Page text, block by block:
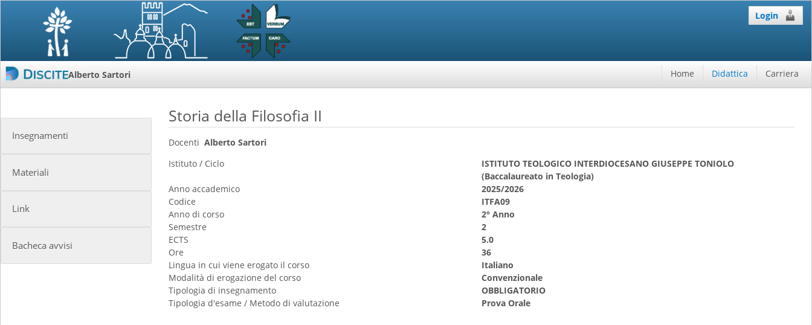
Login
Alberto Sartori Home Didattica Carriera
Insegnamenti
Materiali
Link
Bacheca avvisi
Storia della Filosofia II
Docenti Alberto Sartori
Istituto / Ciclo
ISTITUTO TEOLOGICO INTERDIOCESANO GIUSEPPE TONIOLO
(Baccalaureato in Teologia)
Anno accademico
2025/2026
Codice
ITFA09
Anno di corso
2° Anno
Semestre
2
ECTS
5.0
Ore
36
Lingua in cui viene erogato il corso
Italiano
Modalità di erogazione del corso
Convenzionale
Tipologia di insegnamento
OBBLIGATORIO
Tipologia d'esame / Metodo di valutazione
Prova Orale